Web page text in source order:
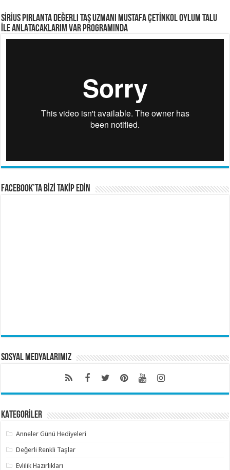
SİRİUS PIRLANTA Değerli Taş Uzmanı Mustafa ÇETİNKOL OYLUM TALU
İLE ANLATACAKLARIM VAR PROGRAMINDA
FACEBOOK’TA BİZİ TAKİP EDİN
Sosyal Medyalarımız
KATEGORİLER
Anneler Günü Hediyeleri
Değerli Renkli Taşlar
Evlilik Hazırlıkları